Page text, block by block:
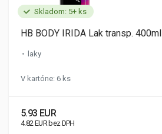
Skladom: 5+ ks
HB BODY IRIDA Lak transp. 400ml
laky
V kartóne: 6 ks
5.93 EUR
4.82 EUR bez DPH